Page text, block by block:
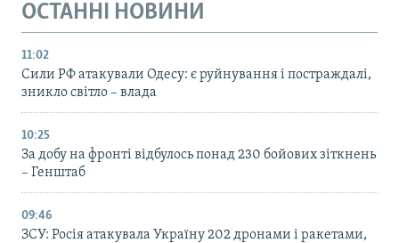
ОСТАННІ НОВИНИ
11:02
Сили РФ атакували Одесу: є руйнування і постраждалі,
зникло світло – влада
10:25
За добу на фронті відбулось понад 230 бойових зіткнень
– Генштаб
09:46
ЗСУ: Росія атакувала Україну 202 дронами і ракетами,